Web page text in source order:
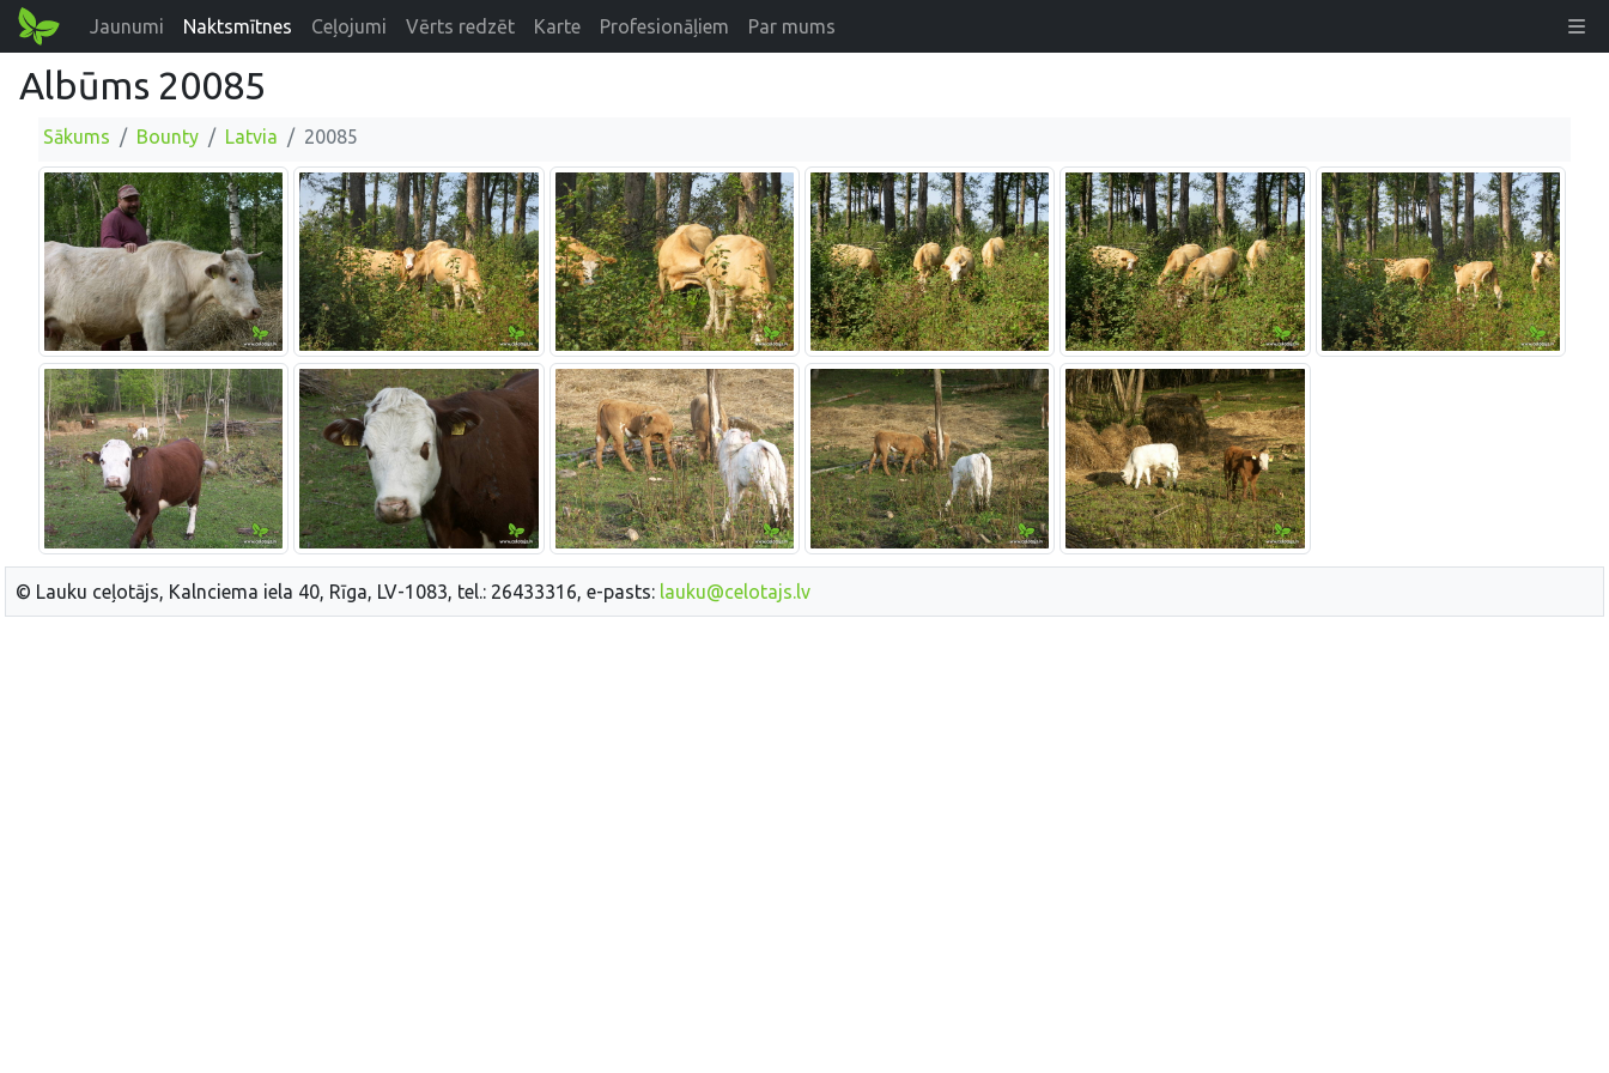
Jaunumi Naktsmītnes Ceļojumi Vērts redzēt Karte Profesionāļiem Par mums
Albūms 20085
Sākums Bounty Latvia 20085
© Lauku ceļotājs, Kalnciema iela 40, Rīga, LV-1083, tel.: 26433316, e-pasts: lauku@celotajs.lv